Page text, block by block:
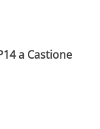
a Castione